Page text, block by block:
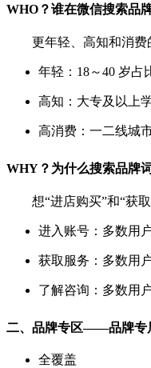
WHO？谁在微信搜索品
更年轻、高知和消费
年轻：18～40 岁占
高知：大专及以上
高消费：一二线城
WHY？为什么搜索品牌
想“进店购买”和“获取
进入账号：多数用
获取服务：多数用
了解咨询：多数用
二、品牌专区——品牌专
全覆盖